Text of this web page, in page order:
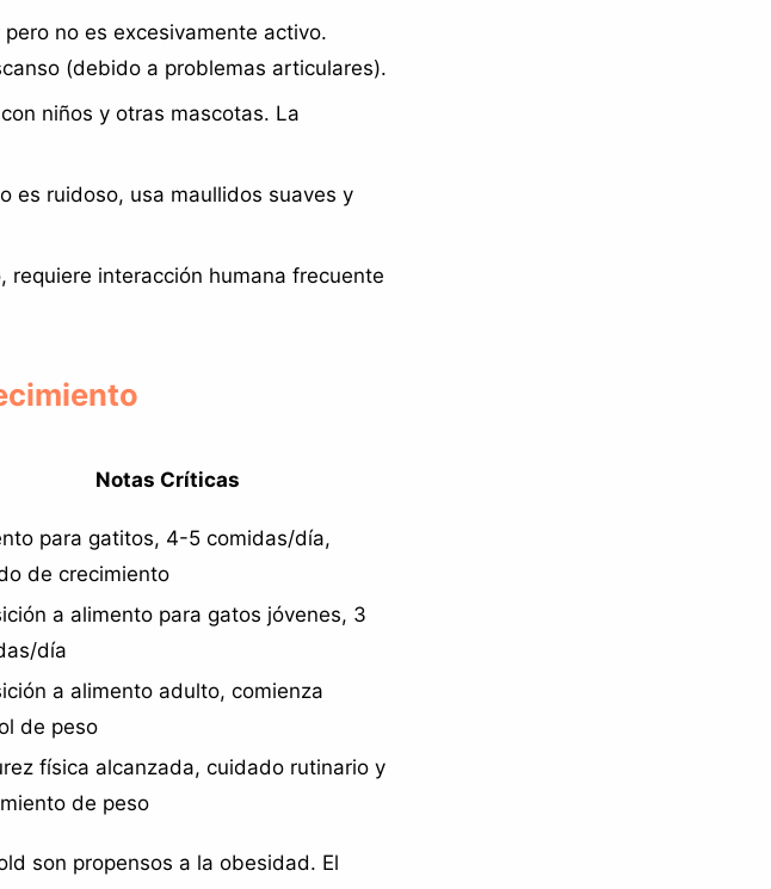
no es excesivamente activo.
(debido a problemas articulares).
niños y otras mascotas. La
es ruidoso, usa maullidos suaves y
requiere interacción humana frecuente
Notas Críticas
para gatitos, 4-5 comidas/día,
de crecimiento
a alimento para gatos jóvenes, 3
día
a alimento adulto, comienza
de peso
física alcanzada, cuidado rutinario y
de peso
son propensos a la obesidad. El